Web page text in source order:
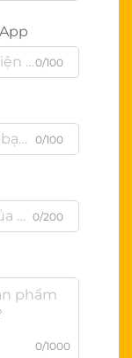
0/100
0/100
0/200
0/1000